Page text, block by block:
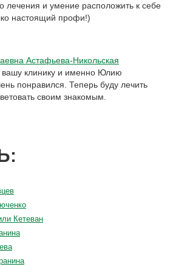
лечения и умение расположить к себе
настоящий профи!)
Астафьева-Никольская
вашу клинику и именно Юлию
понравился. Теперь буду лечить
своим знакомым.
Кетеван